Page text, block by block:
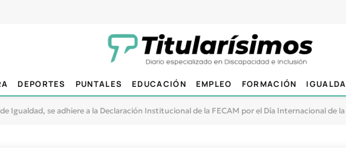
DEPORTES PUNTALES EDUCACIÓN EMPLEO FORMACIÓN
Igualdad, se adhiere a la Declaración Institucional de la FECAM por el Día Internacional de